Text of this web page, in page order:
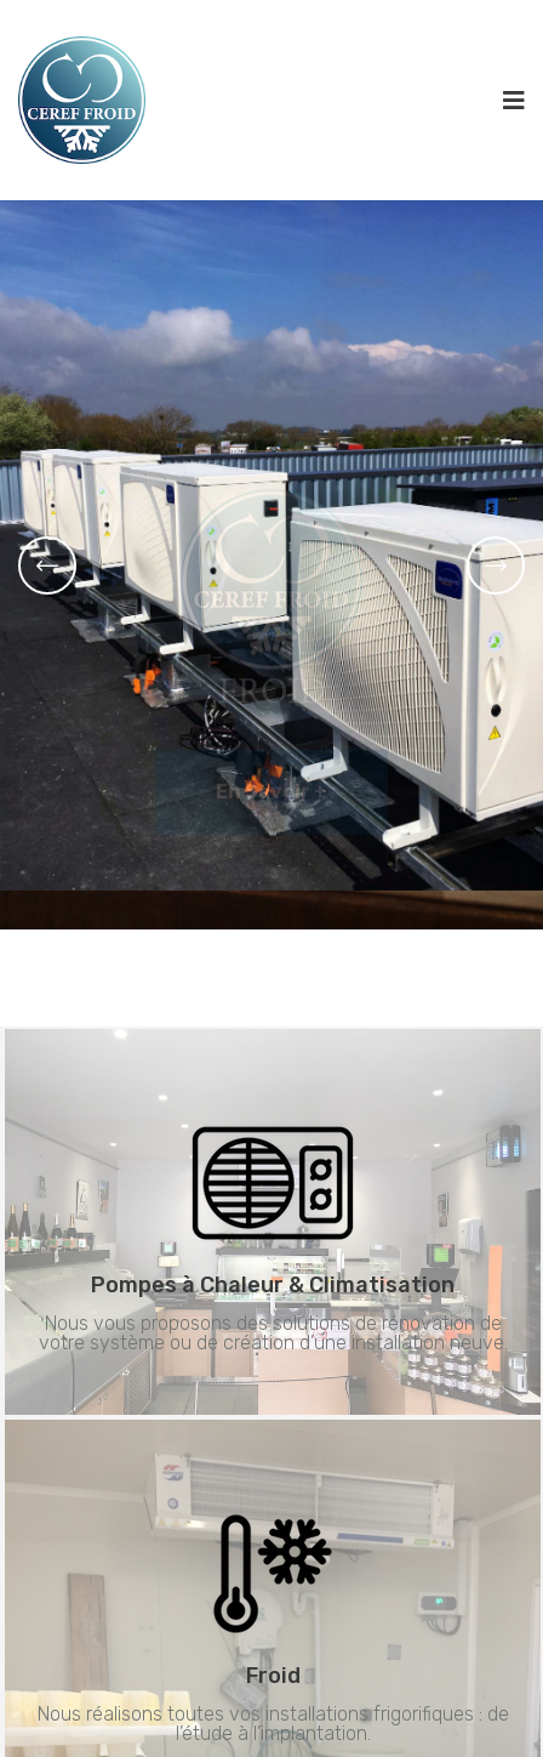
En Savoir +
FROID
En Savoir +
Pompes à Chaleur &Climatisation
Nous vous proposons des solutions de rénovation de
votre système ou de création d’une installation neuve.
Froid
Nous réalisons toutes vos installations frigorifiques : de
l’étude à l’implantation.